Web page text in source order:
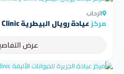
الرحاب
مركزعيادة رويال البيطرية Royal Veterinary Clinic
عرض